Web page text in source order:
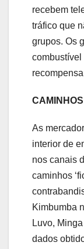
recebem
tráfico que
grupos. Os
combustível
CAMINHOS
As
interior de
nos canais
caminhos
Kimbumba
Luvo,
dados